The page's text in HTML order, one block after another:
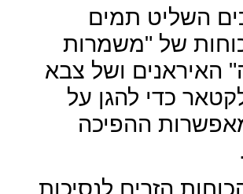
השליט תמים
של "משמרות
האיראנים ושל צבא
כדי להגן על
ההפיכה
הזרים לנסיכות